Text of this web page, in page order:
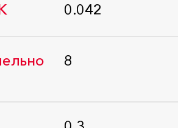
0.042
8